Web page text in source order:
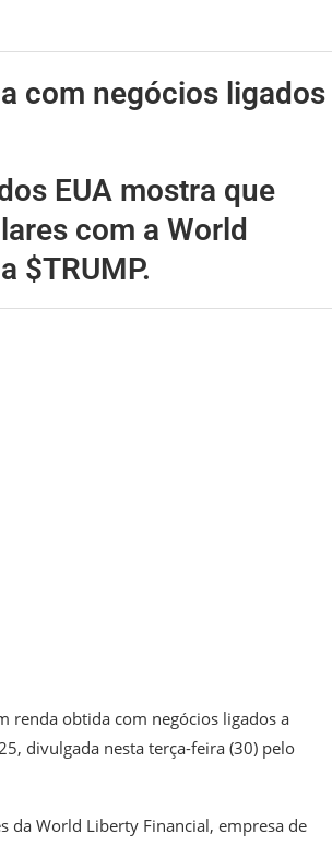
com negócios ligados
EUA mostra que
com a World
$TRUMP.
renda obtida com negócios ligados a
divulgada nesta terça-feira (30) pelo
World Liberty Financial, empresa de